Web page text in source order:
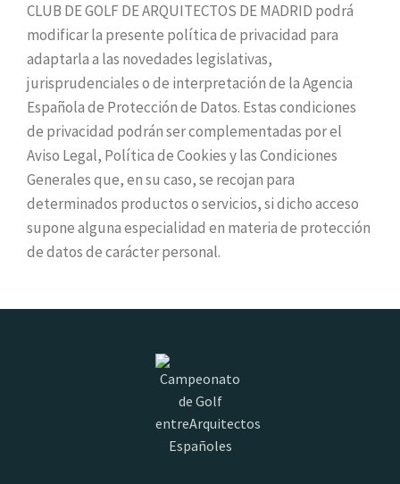
CLUB DE GOLF DE ARQUITECTOS DE MADRID podrá
modificar la presente política de privacidad para
adaptarla a las novedades legislativas,
jurisprudenciales o de interpretación de la Agencia
Española de Protección de Datos. Estas condiciones
de privacidad podrán ser complementadas por el
Aviso Legal, Política de Cookies y las Condiciones
Generales que, en su caso, se recojan para
determinados productos o servicios, si dicho acceso
supone alguna especialidad en materia de protección
de datos de carácter personal.